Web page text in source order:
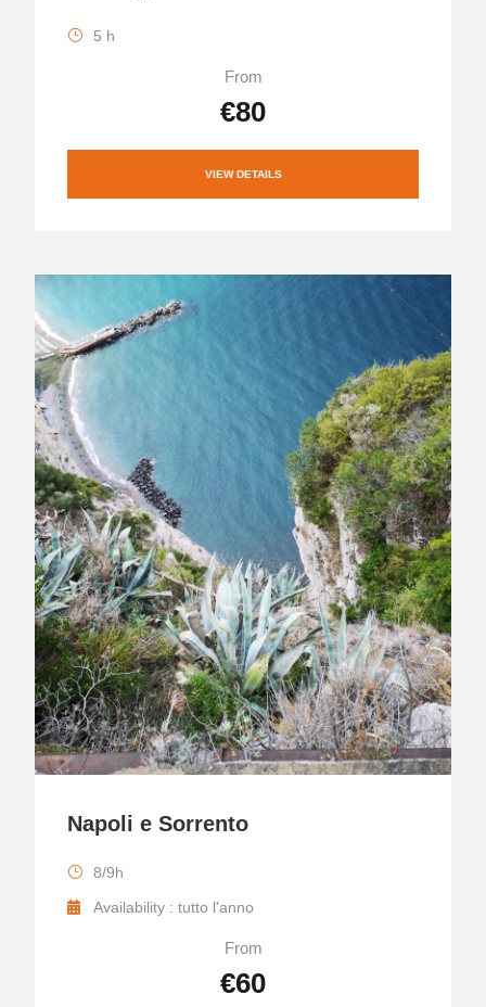
5 h
From
€80
VIEW DETAILS
Napoli e Sorrento
8/9h
Availability : tutto l'anno
From
€60